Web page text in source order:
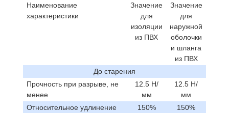
Наименование
характеристики
Значение
для
изоляции
из ПВХ
Значение
для
наружной
оболочки
и шланга
из ПВХ
До старения
Прочность при разрыве, не
менее
12.5 Н/
мм
12.5 Н/
мм
Относительное удлинение
150% 150%